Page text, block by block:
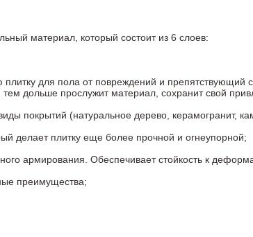
материал, который состоит из 6 слоев:
для пола от повреждений и
дольше прослужит материал, сохранит свой
покрытий (натуральное дерево, керамогранит,
делает плитку еще более прочной и огнеупорной;
армирования. Обеспечивает стойкость к
преимущества;